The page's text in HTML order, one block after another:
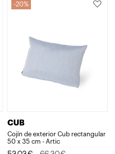
20%
CUB
Cojín de exterior Cub rectangular
50 x 35 cm - Artic